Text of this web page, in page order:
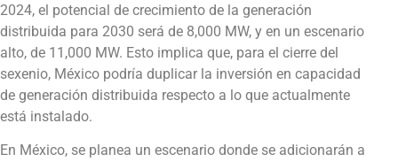
2024, el potencial de crecimiento de la generación
distribuida para 2030 será de 8,000 MW, y en un escenario
alto, de 11,000 MW. Esto implica que, para el cierre del
sexenio, México podría duplicar la inversión en capacidad
de generación distribuida respecto a lo que actualmente
está instalado.
En México, se planea un escenario donde se adicionarán a